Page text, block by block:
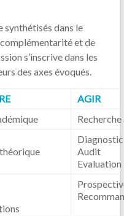
synthétisés dans le
et de
s’inscrive dans les
des axes évoqués.
AGIR
Diagnostic
Audit
Evaluation